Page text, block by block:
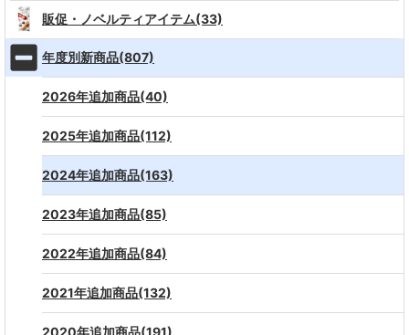
販促・ノベルティアイテム(33)
年度別新商品(807)
2026年追加商品(40)
2025年追加商品(112)
2024年追加商品(163)
2023年追加商品(85)
2022年追加商品(84)
2021年追加商品(132)
2020年追加商品(191)